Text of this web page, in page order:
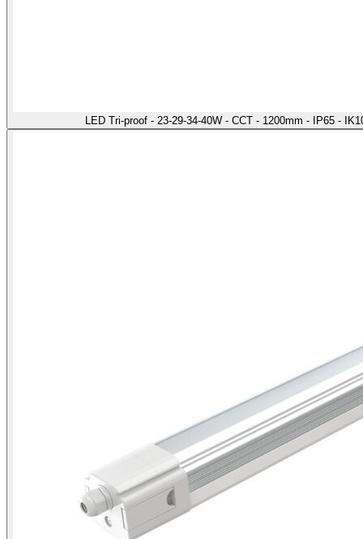
LED Tri-proof - 23-29-34-40W - CCT - 1200mm - IP65 -